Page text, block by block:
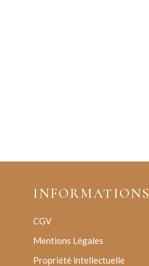
INFORMATIONS
CGV
Mentions Légales
Propriété intellectuelle